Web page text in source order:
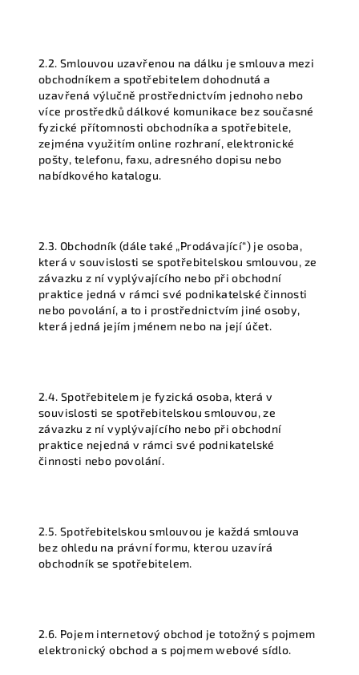
2.2. Smlouvou uzavřenou na dálku je smlouva mezi
obchodníkem a spotřebitelem dohodnutá a
uzavřená výlučně prostřednictvím jednoho nebo
více prostředků dálkové komunikace bez současné
fyzické přítomnosti obchodníka a spotřebitele,
zejména využitím online rozhraní, elektronické
pošty, telefonu, faxu, adresného dopisu nebo
nabídkového katalogu.
2.3. Obchodník (dále také „Prodávající“) je osoba,
která v souvislosti se spotřebitelskou smlouvou, ze
závazku z ní vyplývajícího nebo při obchodní
praktice jedná v rámci své podnikatelské činnosti
nebo povolání, a to i prostřednictvím jiné osoby,
která jedná jejím jménem nebo na její účet.
2.4. Spotřebitelem je fyzická osoba, která v
souvislosti se spotřebitelskou smlouvou, ze
závazku z ní vyplývajícího nebo při obchodní
praktice nejedná v rámci své podnikatelské
činnosti nebo povolání.
2.5. Spotřebitelskou smlouvou je každá smlouva
bez ohledu na právní formu, kterou uzavírá
obchodník se spotřebitelem.
2.6. Pojem internetový obchod je totožný s pojmem
elektronický obchod a s pojmem webové sídlo.